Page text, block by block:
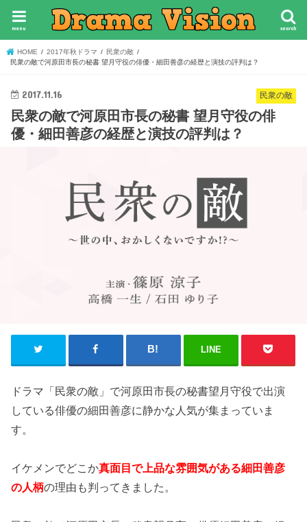
search
menu
HOME 2017年秋ドラマ
民衆の敵
民衆の敵で河原田市長の秘書 望月守役の俳優・細田善彦の経歴と演技の評判は？
民衆の敵
2017.11.16
民衆の敵で河原田市長の秘書 望月守役の俳
優・細田善彦の経歴と演技の評判は？
LINE
ドラマ「民衆の敵」で河原田市長の秘書望月守役で出演
している俳優の細田善彦に静かな人気が集まっていま
す。
イケメンでどこか真面目で上品な雰囲気がある細田善彦
の人柄の理由も判ってきました。